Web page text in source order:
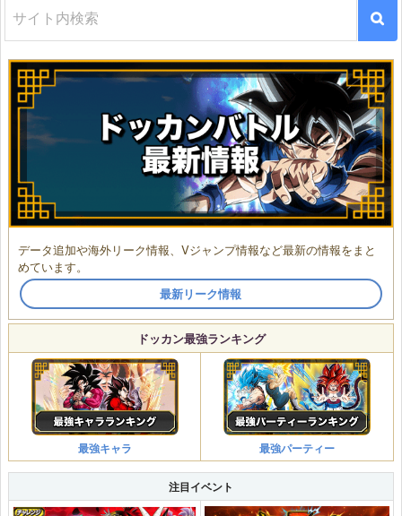
データ追加や海外リーク情報、Vジャンプ情報など最新の情報をまと
めています。
最新リーク情報
ドッカン最強ランキング
最強キャラ 最強パーティー
注目イベント